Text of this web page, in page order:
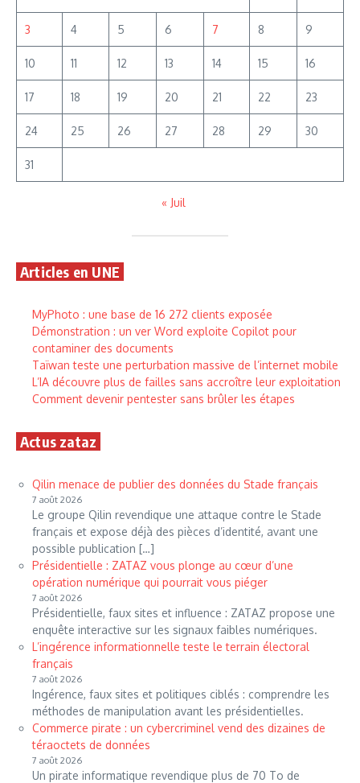
3 4 5 6 7 8 9
10 11 12 13 14 15 16
17 18 19 20 21 22 23
24 25 26 27 28 29 30
31
« Juil
Articles en UNE
MyPhoto : une base de 16 272 clients exposée
Démonstration : un ver Word exploite Copilot pour
contaminer des documents
Taïwan teste une perturbation massive de l’internet mobile
L’IA découvre plus de failles sans accroître leur exploitation
Comment devenir pentester sans brûler les étapes
Actus zataz
Qilin menace de publier des données du Stade français
7 août 2026
Le groupe Qilin revendique une attaque contre le Stade
français et expose déjà des pièces d’identité, avant une
possible publication […]
Présidentielle : ZATAZ vous plonge au cœur d’une
opération numérique qui pourrait vous piéger
7 août 2026
Présidentielle, faux sites et influence : ZATAZ propose une
enquête interactive sur les signaux faibles numériques.
L’ingérence informationnelle teste le terrain électoral
français
7 août 2026
Ingérence, faux sites et politiques ciblés : comprendre les
méthodes de manipulation avant les présidentielles.
Commerce pirate : un cybercriminel vend des dizaines de
téraoctets de données
7 août 2026
Un pirate informatique revendique plus de 70 To de